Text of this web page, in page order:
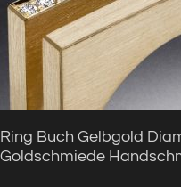
Ring Buch Gelbgold
Goldschmiede